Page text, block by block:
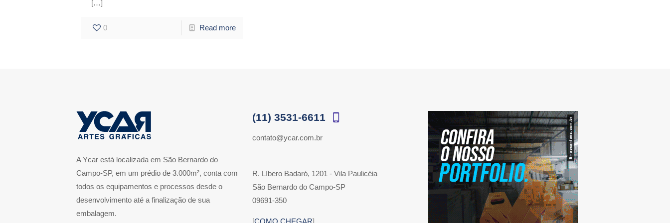
[…]
0 Read more
A Ycar está localizada em São Bernardo do
Campo-SP, em um prédio de 3.000m², conta com
todos os equipamentos e processos desde o
desenvolvimento até a finalização de sua
embalagem.
(11) 3531-6611
contato@ycar.com.br
R. Líbero Badaró, 1201 - Vila Paulicéia
São Bernardo do Campo-SP
09691-350